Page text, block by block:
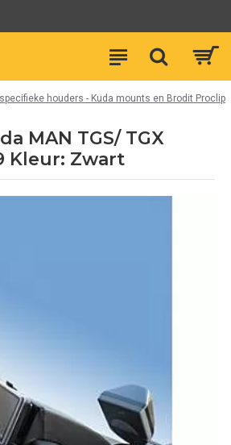
houders - Kuda mounts en Brodit Proclip
MAN TGS/ TGX
Kleur: Zwart